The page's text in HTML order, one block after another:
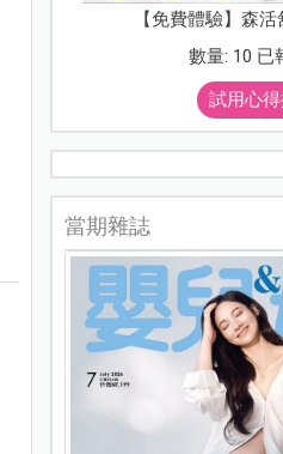
【免費體驗】森
數量: 10 已
試用心
當期雜誌